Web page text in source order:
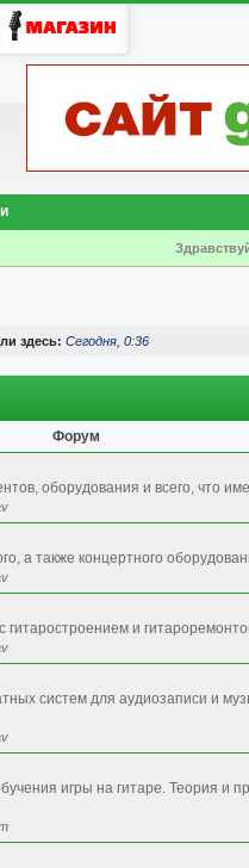
здесь: Сегодня, 0:36
Форум
оборудования и всего, что
а также концертного
гитаростроением и
систем для аудиозаписи и
игры на гитаре. Теория и